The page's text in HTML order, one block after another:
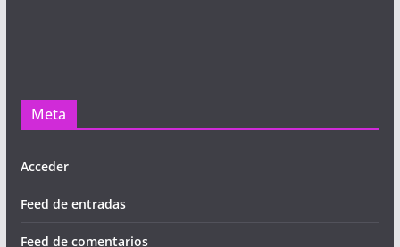
Meta
Acceder
Feed de entradas
Feed de comentarios